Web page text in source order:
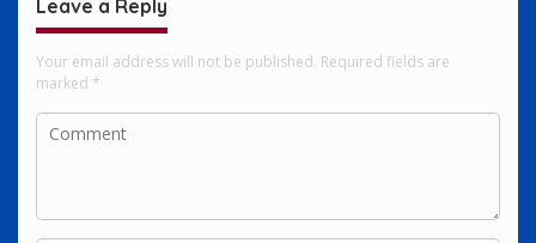
Leave a Reply
Your email address will not be published. Required fields are
marked *